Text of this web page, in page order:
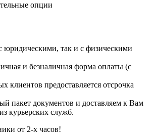
опции
юридическими, так и с физическими
и безналичная форма оплаты (с
клиентов предоставляется отсрочка
пакет документов и доставляем к Вам
курьерских служб.
от 2-х часов!